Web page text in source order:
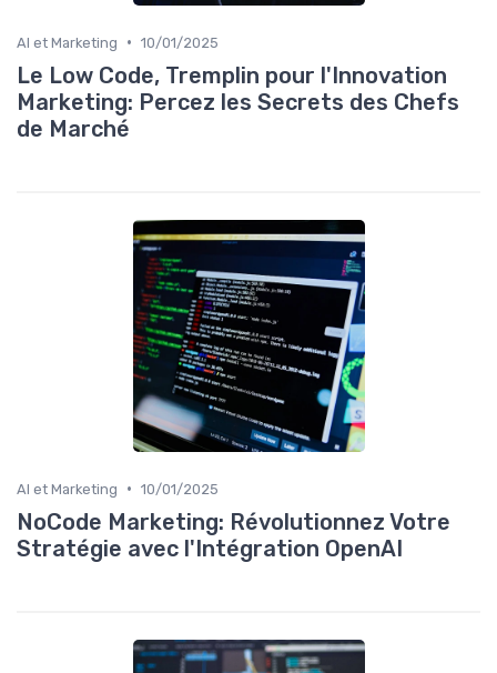
AI et Marketing • 10/01/2025
Le Low Code, Tremplin pour l'Innovation
Marketing: Percez les Secrets des Chefs
de Marché
AI et Marketing • 10/01/2025
NoCode Marketing: Révolutionnez Votre
Stratégie avec l'Intégration OpenAI